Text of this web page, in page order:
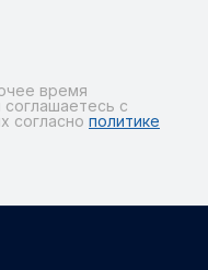
время
с
согласно политике